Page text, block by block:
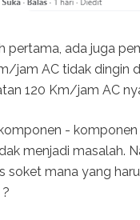
pertama, ada juga
jam AC tidak dingin
120 Km/jam AC
-
menjadi masalah.
soket mana yang